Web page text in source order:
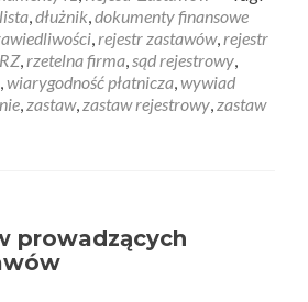
,dłużnik,dokumenty finansowe
,rejestr zastawów,rejestr
RZ,rzetelna firma,sąd rejestrowy,
,wiarygodność płatnicza,wywiad
,zastaw,zastaw rejestrowy,zastaw
prowadzących